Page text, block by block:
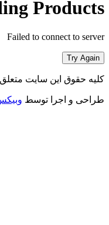
Products
Failed to connect to server
Try Again
کلیه حقوق این سایت
طراحی و اجرا توسط